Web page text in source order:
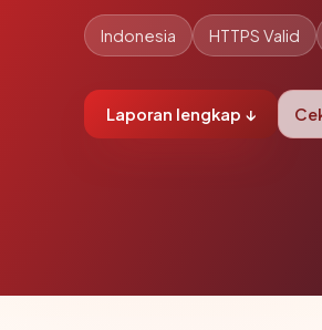
Indonesia HTTPS Valid
Laporan lengkap ↓